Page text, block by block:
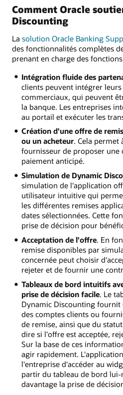
Comment Oracle
Discounting
La solution Oracle Banking
des fonctionnalités complètes
prenant en charge des
Intégration fluide des
clients peuvent intégrer
commerciaux, qui peuvent
la banque. Les entreprises
au portail et exécuter les
Création d'une offre de
ou un acheteur. Cela permet
fournisseur de proposer une
paiement anticipé.
Simulation de Dynamic
simulation de l'application
utilisateur intuitive qui
les différentes remises
dates sélectionnées. Cette
prise de décision pour
Acceptation de l'offre. En
remise disponibles par
concernée peut choisir
rejeter et de fournir une
Tableaux de bord intuitifs
prise de décision facile. Le
Dynamic Discounting fournit
des comptes clients ou
de remise, ainsi que du
dire si l'offre est acceptée,
Sur la base de ces
agir rapidement.
l'entreprise d'accéder au
partir du tableau de bord
davantage la prise de